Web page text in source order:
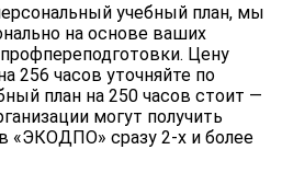
учебный план, мы
на основе ваших
Цену
256 часов уточняйте по
план на 250 часов стоит —
могут получить
«ЭКОДПО» сразу 2-х и более